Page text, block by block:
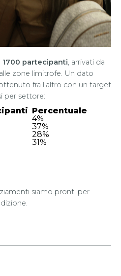
1700 partecipanti, arrivati da
zone limitrofe. Un dato
fra l’altro con un target
per settore:
Percentuale
4%
37%
28%
31%
siamo pronti per